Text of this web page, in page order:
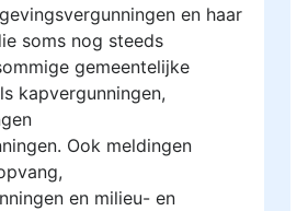
en haar
soms nog steeds
gemeentelijke
kapvergunningen,
Ook meldingen
en milieu- en